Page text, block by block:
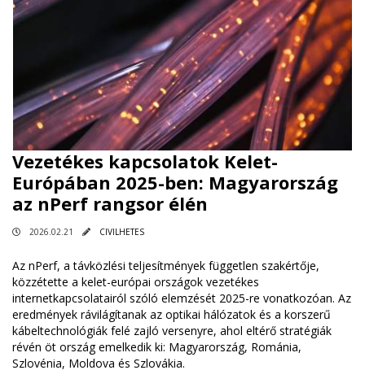
Vezetékes kapcsolatok Kelet-
Európában 2025-ben: Magyarország
az nPerf rangsor élén
2026.02.21 CIVILHETES
Az nPerf, a távközlési teljesítmények független szakértője,
közzétette a kelet-európai országok vezetékes
internetkapcsolatairól szóló elemzését 2025-re vonatkozóan. Az
eredmények rávilágítanak az optikai hálózatok és a korszerű
kábeltechnológiák felé zajló versenyre, ahol eltérő stratégiák
révén öt ország emelkedik ki: Magyarország, Románia,
Szlovénia, Moldova és Szlovákia.